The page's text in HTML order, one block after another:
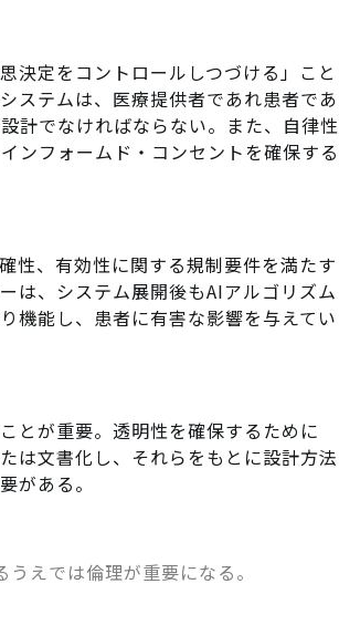
決定をコントロールしつづける」こと
テムは、医療提供者であれ患者であ
計でなければならない。また、自律性
ンフォームド・コンセントを確保する
性、有効性に関する規制要件を満たす
は、システム展開後もAIアルゴリズム
機能し、患者に有害な影響を与えてい
とが重要。透明性を確保するために
は文書化し、それらをもとに設計方法
がある。
えでは倫理が重要になる。